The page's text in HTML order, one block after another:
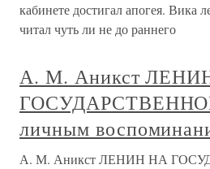
кабинете достигал апогея. Вика
читал чуть ли не до раннего
А. М. Аникст
личным
А. М. Аникст ЛЕНИН НА